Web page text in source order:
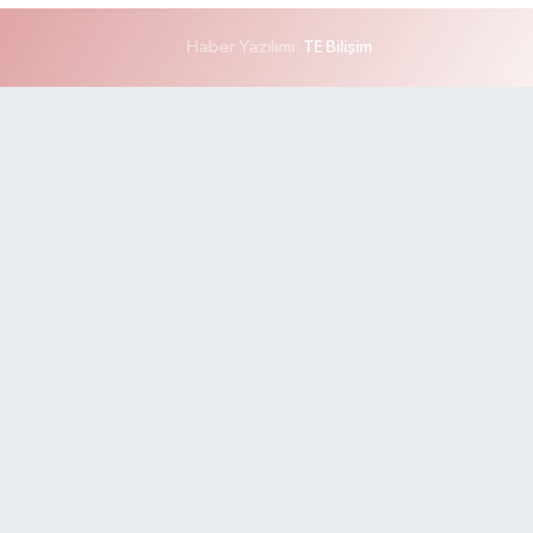
Haber Yazılımı: TE Bilişim